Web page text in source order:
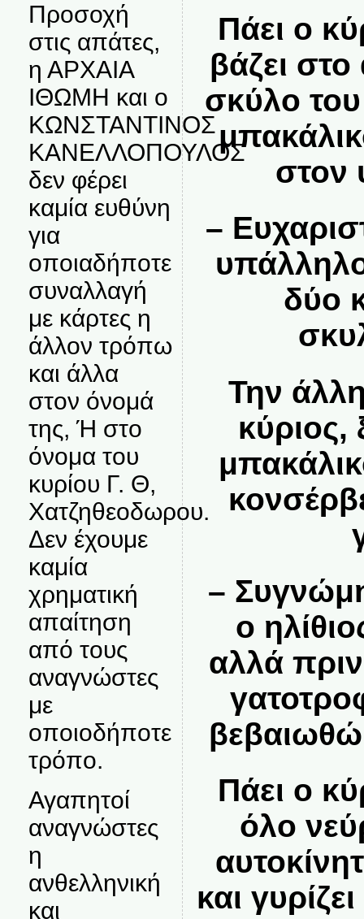
Προσοχή
στις απάτες,
η ΑΡΧΑΙΑ
ΙΘΩΜΗ και ο
ΚΩΝΣΤΑΝΤΙΝΟΣ
ΚΑΝΕΛΛΟΠΟΥΛΟΣ
δεν φέρει
καμία ευθύνη
για
οποιαδήποτε
συναλλαγή
με κάρτες η
άλλον τρόπω
και άλλα
στον όνομά
της, Ή στο
όνομα του
κυρίου Γ. Θ,
Χατζηθεοδωρου.
Δεν έχουμε
καμία
χρηματική
απαίτηση
από τους
αναγνώστες
με
οποιοδήποτε
τρόπο.
Αγαπητοί
αναγνώστες
η
ανθελληνική
και
Πάει ο
βάζει στο
σκύλο του
στον
–
δύο
Την
κύριος,
–
ο
αλλά
βεβαιωθώ
Πάει ο
όλο
και